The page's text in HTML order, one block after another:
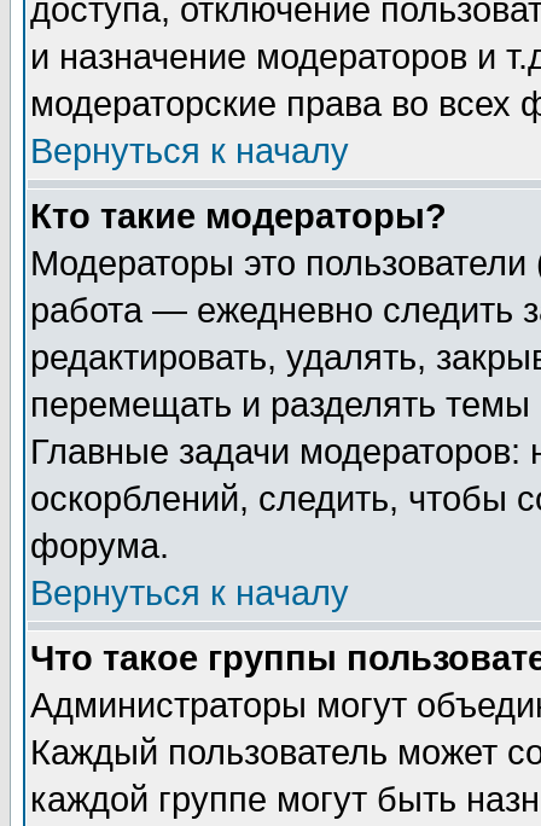
доступа, отключение
и назначение модераторов и
модераторские права во всех
Вернуться к началу
Кто такие модераторы?
Модераторы это
работа — ежедневно следить
редактировать, удалять,
перемещать и разделять
Главные задачи
оскорблений, следить, чтобы
форума.
Вернуться к началу
Что такое группы
Администраторы могут
Каждый пользователь может
каждой группе могут быть